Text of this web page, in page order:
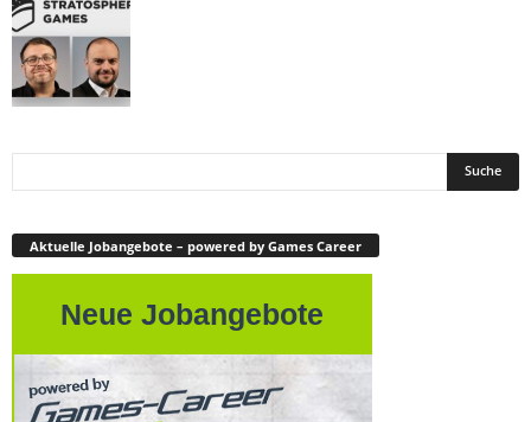
Aktuelle Jobangebote – powered by Games Career